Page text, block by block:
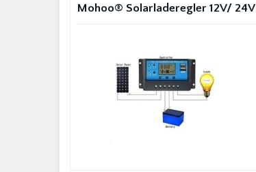
Mohoo® Solarladeregler 12V/ 24V